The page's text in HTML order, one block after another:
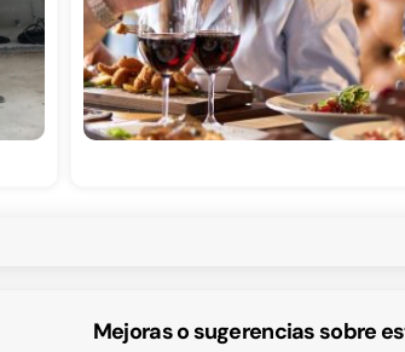
Mejoras o sugerencias sobre